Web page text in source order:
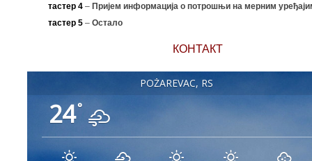
тастер 4 – Пријем информација о потрошњи на мерним
тастер 5 – Остало
КОНТАКТ
POŽAREVAC, RS
24°